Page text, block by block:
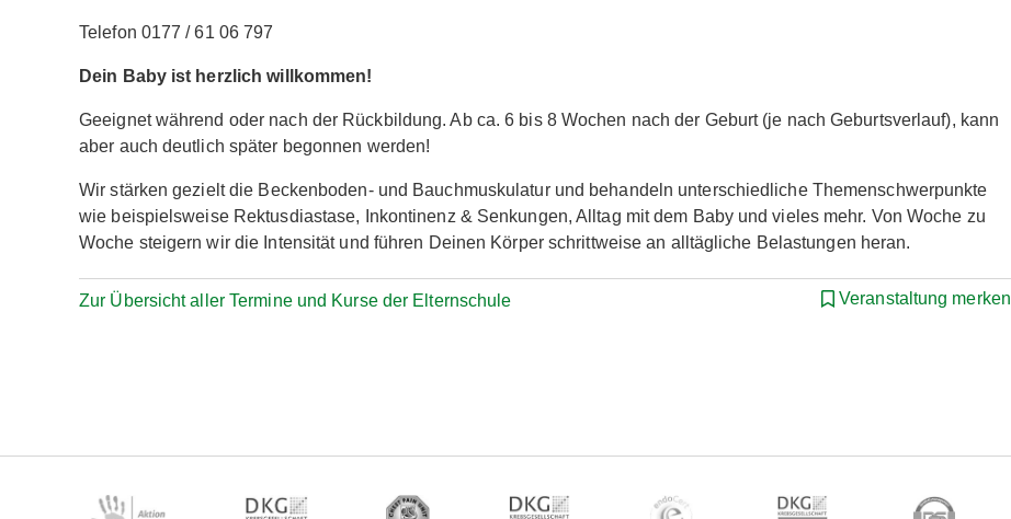
Telefon 0177 / 61 06 797
Dein Baby ist herzlich willkommen!
Geeignet während oder nach der Rückbildung. Ab ca. 6 bis 8 Wochen nach der Geburt (je nach Geburtsverlauf), kann
aber auch deutlich später begonnen werden!
Wir stärken gezielt die Beckenboden- und Bauchmuskulatur und behandeln unterschiedliche Themenschwerpunkte
wie beispielsweise Rektusdiastase, Inkontinenz & Senkungen, Alltag mit dem Baby und vieles mehr. Von Woche zu
Woche steigern wir die Intensität und führen Deinen Körper schrittweise an alltägliche Belastungen heran.
Zur Übersicht aller Termine und Kurse der Elternschule Veranstaltung merken